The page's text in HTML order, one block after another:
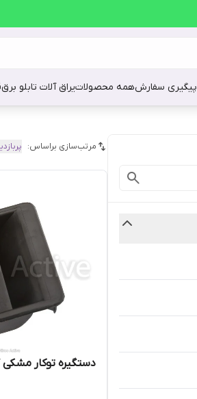
پیگیری سفارشهمه محصولاتیراق آلات تابلو برق
مرتب‌سازی براساس:
دستگیره توکار مشکی ۰۸۷